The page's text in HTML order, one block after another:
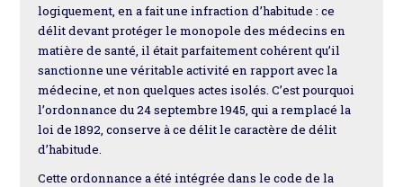
logiquement, en a fait une infraction d’habitude : ce
délit devant protéger le monopole des médecins en
matière de santé, il était parfaitement cohérent qu’il
sanctionne une véritable activité en rapport avec la
médecine, et non quelques actes isolés. C’est pourquoi
l’ordonnance du 24 septembre 1945, qui a remplacé la
loi de 1892, conserve à ce délit le caractère de délit
d’habitude.
Cette ordonnance a été intégrée dans le code de la